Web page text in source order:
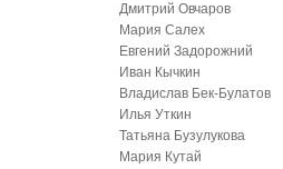
Дмитрий Овчаров
Мария Салех
Евгений Задорожний
Иван Кычкин
Владислав Бек-Булатов
Илья Уткин
Татьяна Бузулукова
Мария Кутай